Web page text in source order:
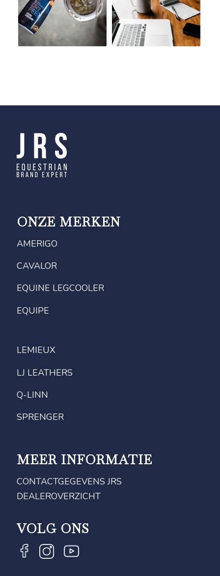
ONZE MERKEN
AMERIGO
CAVALOR
EQUINE LEGCOOLER
EQUIPE
LEMIEUX
LJ LEATHERS
Q-LINN
SPRENGER
MEER INFORMATIE
CONTACTGEGEVENS JRS
DEALEROVERZICHT
VOLG ONS